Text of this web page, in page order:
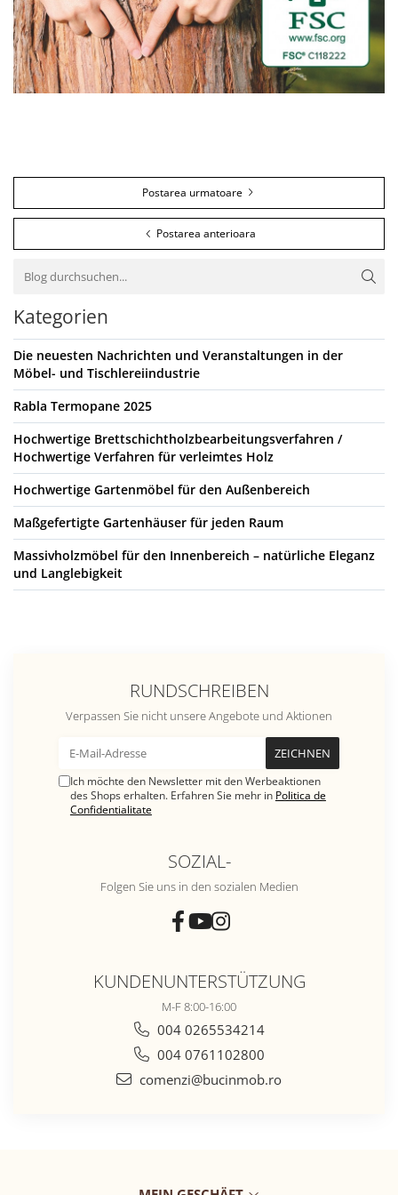
Postarea urmatoare
Postarea anterioara
Kategorien
Die neuesten Nachrichten und Veranstaltungen in der
Möbel- und Tischlereiindustrie
Rabla Termopane 2025
Hochwertige Brettschichtholzbearbeitungsverfahren /
Hochwertige Verfahren für verleimtes Holz
Hochwertige Gartenmöbel für den Außenbereich
Maßgefertigte Gartenhäuser für jeden Raum
Massivholzmöbel für den Innenbereich – natürliche Eleganz
und Langlebigkeit
RUNDSCHREIBEN
Verpassen Sie nicht unsere Angebote und Aktionen
Ich möchte den Newsletter mit den Werbeaktionen
des Shops erhalten. Erfahren Sie mehr in Politica de
Confidentialitate
SOZIAL-
Folgen Sie uns in den sozialen Medien
KUNDENUNTERSTÜTZUNG
M-F 8:00-16:00
004 0265534214
004 0761102800
comenzi@bucinmob.ro